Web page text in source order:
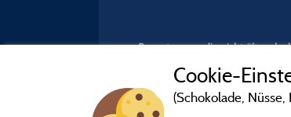
Bewertungen, die nicht älter als
Cookie-
(Schokolade, Nüsse,